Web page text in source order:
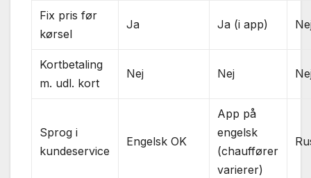
Fix pris før
kørsel
Ja Ja (i app)
Kortbetaling
m. udl. kort
Nej Nej
Sprog i
kundeservice
Engelsk OK
App på
engelsk
(chauffører
varierer)